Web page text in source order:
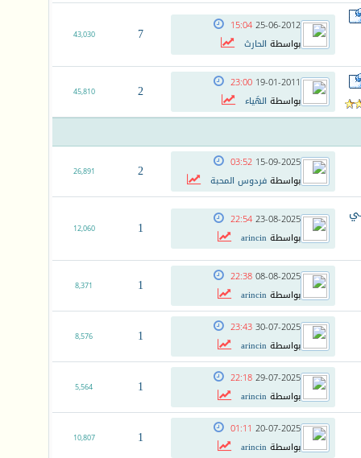
25-06-2012
15:04
بواسطة الحارث 7
43,030
19-01-2011
23:00
بواسطة الهَياء 2
45,810
15-09-2025
03:52
بواسطةفردوس المحبة 2
26,891
23-08-2025
22:54
بواسطةarincin
1
12,060
08-08-2025
22:38
بواسطةarincin
1
8,371
30-07-2025
23:43
بواسطةarincin
1
8,576
29-07-2025
22:18
بواسطةarincin
1
5,564
20-07-2025
01:11
بواسطةarincin
1
10,807